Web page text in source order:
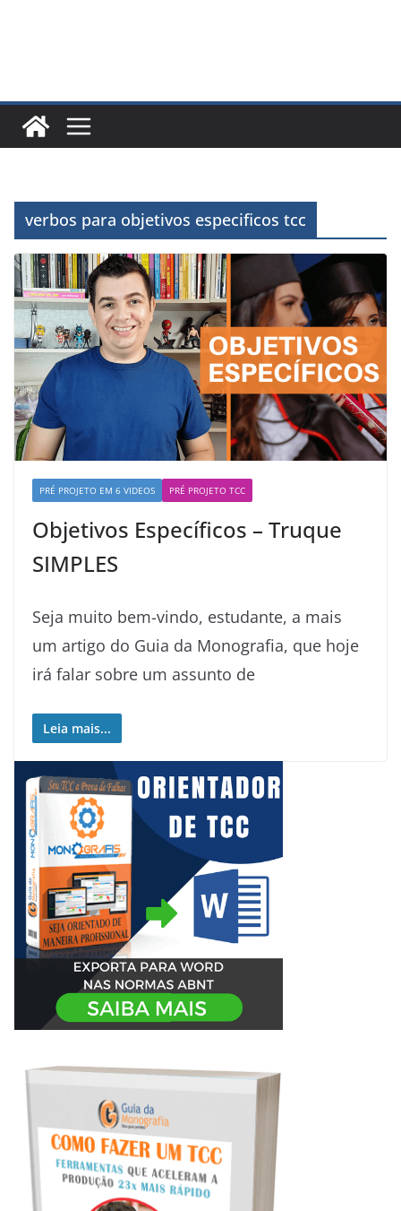
verbos para objetivos especificos tcc
PRÉ PROJETO EM 6 VIDEOS PRÉ PROJETO TCC
Objetivos Específicos – Truque
SIMPLES
Seja muito bem-vindo, estudante, a mais
um artigo do Guia da Monografia, que hoje
irá falar sobre um assunto de
Leia mais...